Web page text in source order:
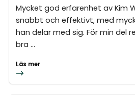
Mycket god erfarenhet av Kim
snabbt och effektivt, med
han delar med sig. För min del
bra ...
Läs mer